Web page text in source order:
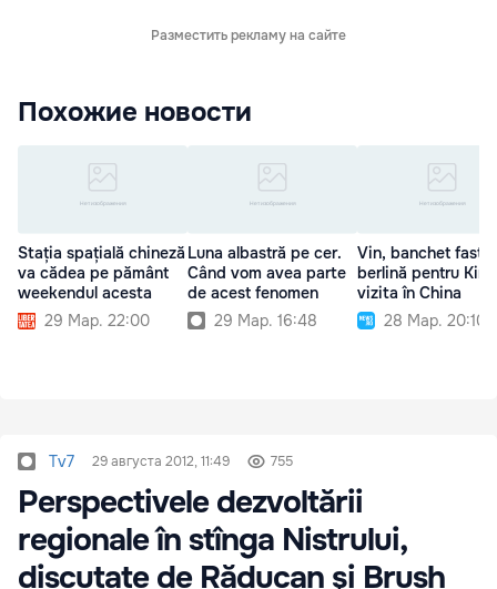
Разместить рекламу на сайте
Похожие новости
Stația spațială chineză
va cădea pe pământ
weekendul acesta
29 Мар. 22:00
Luna albastră pe cer.
Când vom avea parte
de acest fenomen
29 Мар. 16:48
Vin, banchet
berlină pentru Kim
vizita în China
28 Мар. 20:10
Tv7 29 августа 2012, 11:49 755
Perspectivele dezvoltării
regionale în stînga Nistrului,
discutate de Răducan şi Brush